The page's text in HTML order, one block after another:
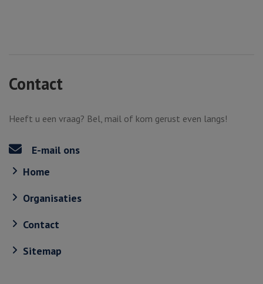
Contact
Heeft u een vraag? Bel, mail of kom gerust even langs!
E-mail ons
Home
Organisaties
Contact
Sitemap